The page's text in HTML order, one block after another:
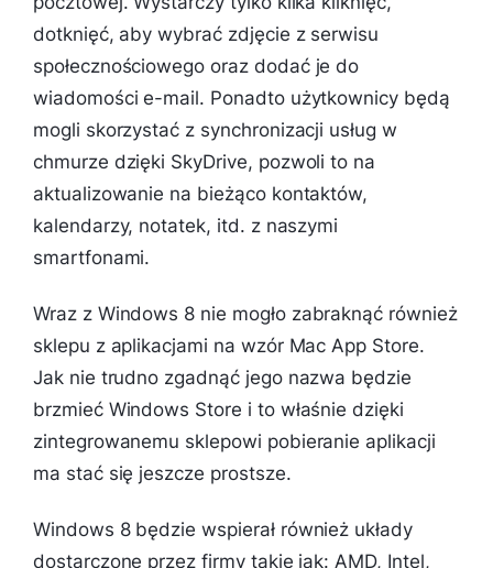
dotknięć, aby wybrać zdjęcie z serwisu
społecznościowego oraz dodać je do
wiadomości e-mail. Ponadto użytkownicy będą
mogli skorzystać z synchronizacji usług w
chmurze dzięki SkyDrive, pozwoli to na
aktualizowanie na bieżąco kontaktów,
kalendarzy, notatek, itd. z naszymi
smartfonami.
Wraz z Windows 8 nie mogło zabraknąć również
sklepu z aplikacjami na wzór Mac App Store.
Jak nie trudno zgadnąć jego nazwa będzie
brzmieć Windows Store i to właśnie dzięki
zintegrowanemu sklepowi pobieranie aplikacji
ma stać się jeszcze prostsze.
Windows 8 będzie wspierał również układy
dostarczone przez firmy takie jak: AMD, Intel,